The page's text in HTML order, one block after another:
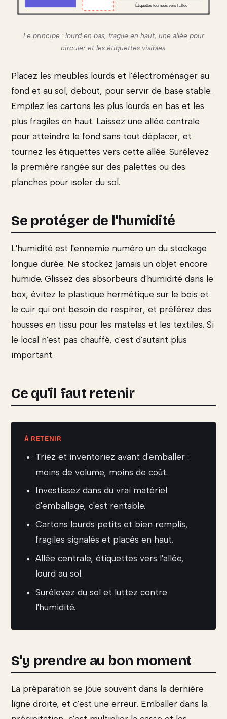
Étiquettes tournées vers l allée
Le principe : lourd en bas, fragile en haut, une allée pour
circuler et les étiquettes visibles.
Placez les meubles lourds et l'électroménager au
fond et au sol, debout, pour servir de base stable.
Empilez les cartons les plus lourds en bas et les
plus fragiles en haut. Laissez une allée centrale
pour atteindre le fond sans tout déplacer, et
tournez les étiquettes vers cette allée. Surélevez
la première rangée sur des palettes ou des
planches pour isoler du sol.
Se protéger de l'humidité
L'humidité est l'ennemie numéro un du stockage
longue durée. Ne stockez jamais un objet encore
humide. Glissez des absorbeurs d'humidité dans le
box, évitez le plastique hermétique sur le bois et
le cuir qui ont besoin de respirer, et préférez des
housses en tissu pour les matelas et les textiles. Si
le local n'est pas chauffé, c'est d'autant plus
important.
Ce qu'il faut retenir
Triez et inventoriez avant d'emballer :
moins de volume, moins de coût.
Investissez dans du vrai matériel
d'emballage, c'est rentable.
Cartons lourds petits et bien remplis,
fragiles signalés et placés en haut.
Allée centrale, étiquettes vers l'allée,
lourd au sol.
Surélevez du sol et luttez contre
l'humidité.
S'y prendre au bon moment
La préparation se joue souvent dans la dernière
ligne droite, et c'est une erreur. Emballer dans la